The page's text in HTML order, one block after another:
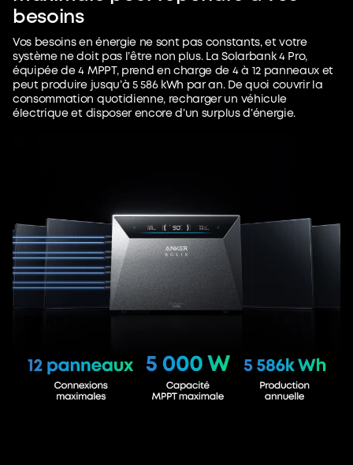
besoins
Vos besoins en énergie ne sont pas constants, et votre
système ne doit pas l’être non plus. La Solarbank 4 Pro,
équipée de 4 MPPT, prend en charge de 4 à 12 panneaux et
peut produire jusqu’à 5 586 kWh par an. De quoi couvrir la
consommation quotidienne, recharger un véhicule
électrique et disposer encore d’un surplus d’énergie.